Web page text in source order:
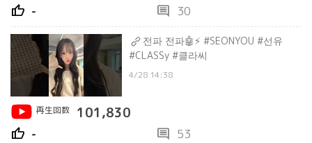
thumb_up - comment 30
전파 전파🤖⚡️ #SEONYOU #선유
#CLASSy #클라씨
4/28 14:38
再生回数 101,830
thumb_up - comment 53